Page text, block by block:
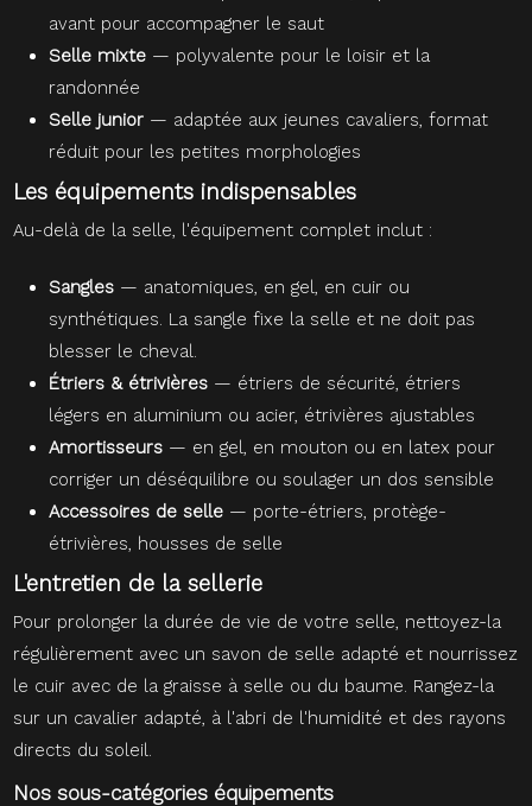
avant pour accompagner le saut
Selle mixte — polyvalente pour le loisir et la
randonnée
Selle junior — adaptée aux jeunes cavaliers, format
réduit pour les petites morphologies
Les équipements indispensables
Au-delà de la selle, l'équipement complet inclut :
Sangles — anatomiques, en gel, en cuir ou
synthétiques. La sangle fixe la selle et ne doit pas
blesser le cheval.
Étriers & étrivières — étriers de sécurité, étriers
légers en aluminium ou acier, étrivières ajustables
Amortisseurs — en gel, en mouton ou en latex pour
corriger un déséquilibre ou soulager un dos sensible
Accessoires de selle — porte-étriers, protège-
étrivières, housses de selle
L'entretien de la sellerie
Pour prolonger la durée de vie de votre selle, nettoyez-la
régulièrement avec un savon de selle adapté et nourrissez
le cuir avec de la graisse à selle ou du baume. Rangez-la
sur un cavalier adapté, à l'abri de l'humidité et des rayons
directs du soleil.
Nos sous-catégories équipements